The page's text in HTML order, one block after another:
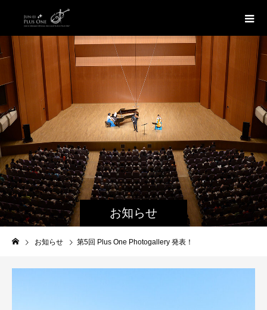
お知らせ
お知らせ 第5回 Plus One Photogallery 発表！